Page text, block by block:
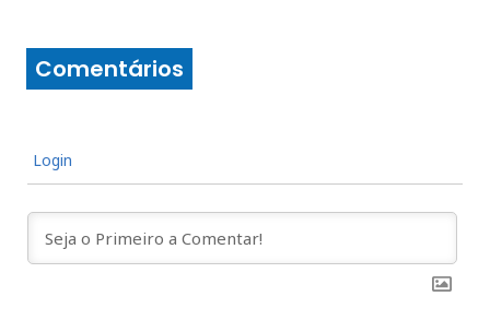
Comentários
Login